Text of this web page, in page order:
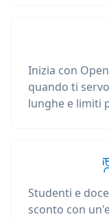
Inizia con
quando ti
lunghe e limiti
Studenti e
sconto con